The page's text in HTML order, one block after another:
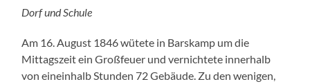
Dorf und Schule
Am 16. August 1846 wütete in Barskamp um die
Mittagszeit ein Großfeuer und vernichtete innerhalb
von eineinhalb Stunden 72 Gebäude. Zu den wenigen,